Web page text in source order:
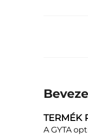
TERMÉK
A GYTA